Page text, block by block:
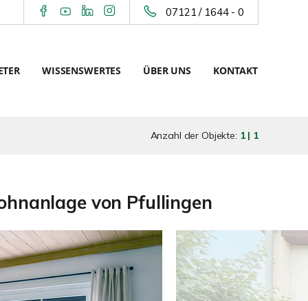
07121 / 1644 - 0
WISSENSWERTES ÜBER UNS KONTAKT
Anzahl der Objekte: 1 | 1
von Pfullingen